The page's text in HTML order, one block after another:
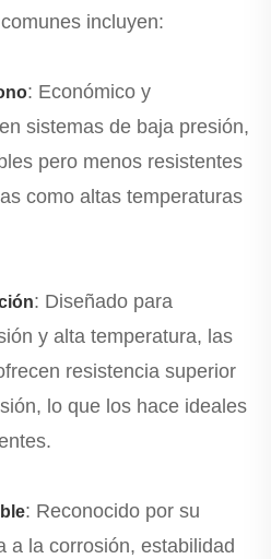
incluyen:
: Económico y
sistemas de baja presión,
pero menos resistentes
como altas temperaturas
: Diseñado para
y alta temperatura, las
resistencia superior
lo que los hace ideales
: Reconocido por su
a la corrosión, estabilidad